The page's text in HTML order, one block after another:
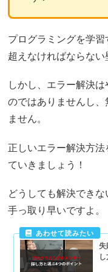
プログラミングを学
超えなければならない
しかし、エラー解決
のではありませんし
ません。
正しいエラー解決方
ていきましょう！
どうしても解決でき
手っ取り早いですよ。